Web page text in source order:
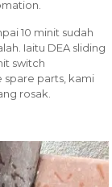
10 minit sudah
Iaitu DEA sliding
switch
spare parts, kami
rosak.